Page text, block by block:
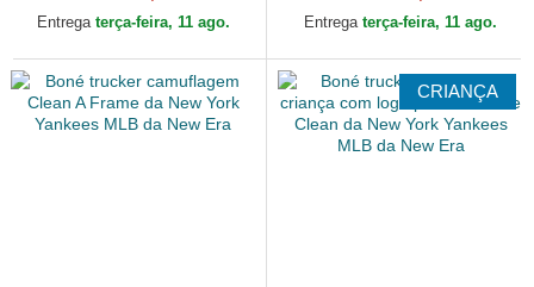
EraEntrega terça-feira, 11 ago.
da New Era
Entrega terça-feira, 11 ago.
CRIANÇA